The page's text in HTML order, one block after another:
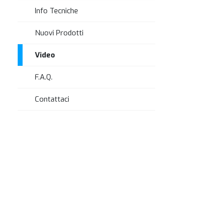
Info Tecniche
Nuovi Prodotti
Video
F.A.Q.
Contattaci